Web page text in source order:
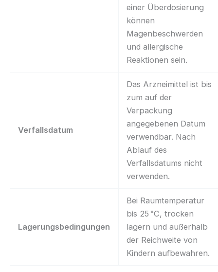
einer Überdosierung
können
Magenbeschwerden
und allergische
Reaktionen sein.
Verfallsdatum
Das Arzneimittel ist bis
zum auf der
Verpackung
angegebenen Datum
verwendbar. Nach
Ablauf des
Verfallsdatums nicht
verwenden.
Lagerungsbedingungen
Bei Raumtemperatur
bis 25 °C, trocken
lagern und außerhalb
der Reichweite von
Kindern aufbewahren.